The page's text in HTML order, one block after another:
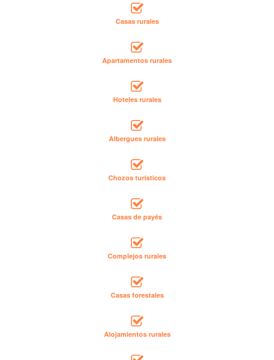
Casas rurales
Apartamentos rurales
Hoteles rurales
Albergues rurales
Chozos turísticos
Casas de payés
Complejos rurales
Casas forestales
Alojamientos rurales